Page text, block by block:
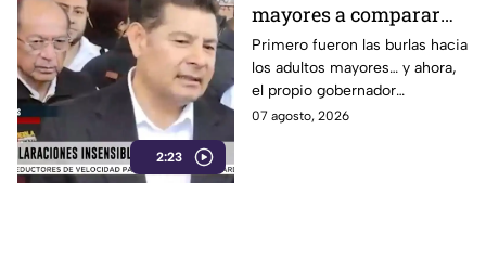
2:23
mayores a comparar
Puebla con Palestina:
Alejandro Armenta se
disculpa “a modo” por
sus insensibles dichos
Primero fueron las burlas hacia
los adultos mayores… y ahora,
el propio gobernador
morenista Alejandro Armenta
07 agosto, 2026